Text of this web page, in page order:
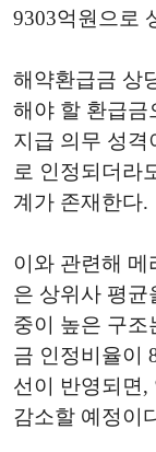
9303억원으로
해약환급금 상
해야 할 환급금
지급 의무 성격
로 인정되더라
계가 존재한다.
이와 관련해 메
은 상위사 평균
중이 높은 구조
금 인정비율이
선이 반영되면,
감소할 예정이